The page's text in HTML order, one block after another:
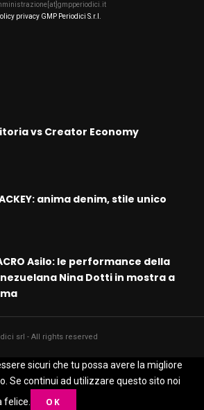
privacy GMP Periodici S.r.l.
vs Creator Economy
anima denim, stile unico
Asilo: le performance della
Nina Dotti in mostra a
srl - All rights reserved
sicuri che tu possa avere la migliore
Se continui ad utilizzare questo sito noi
felice.
OK